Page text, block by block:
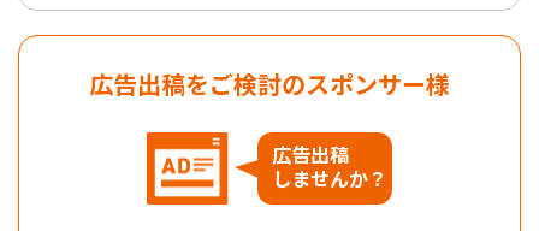
広告出稿をご検討のスポンサー様
広告出稿
しませんか？